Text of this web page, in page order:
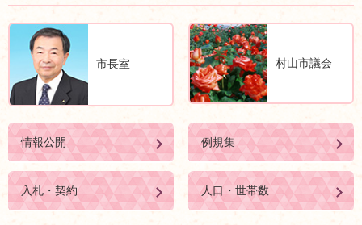
市長室 村山市議会
情報公開 例規集
入札・契約 人口・世帯数